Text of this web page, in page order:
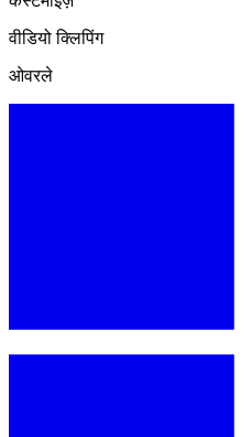
वीडियो क्लिपिंग
ओवरले